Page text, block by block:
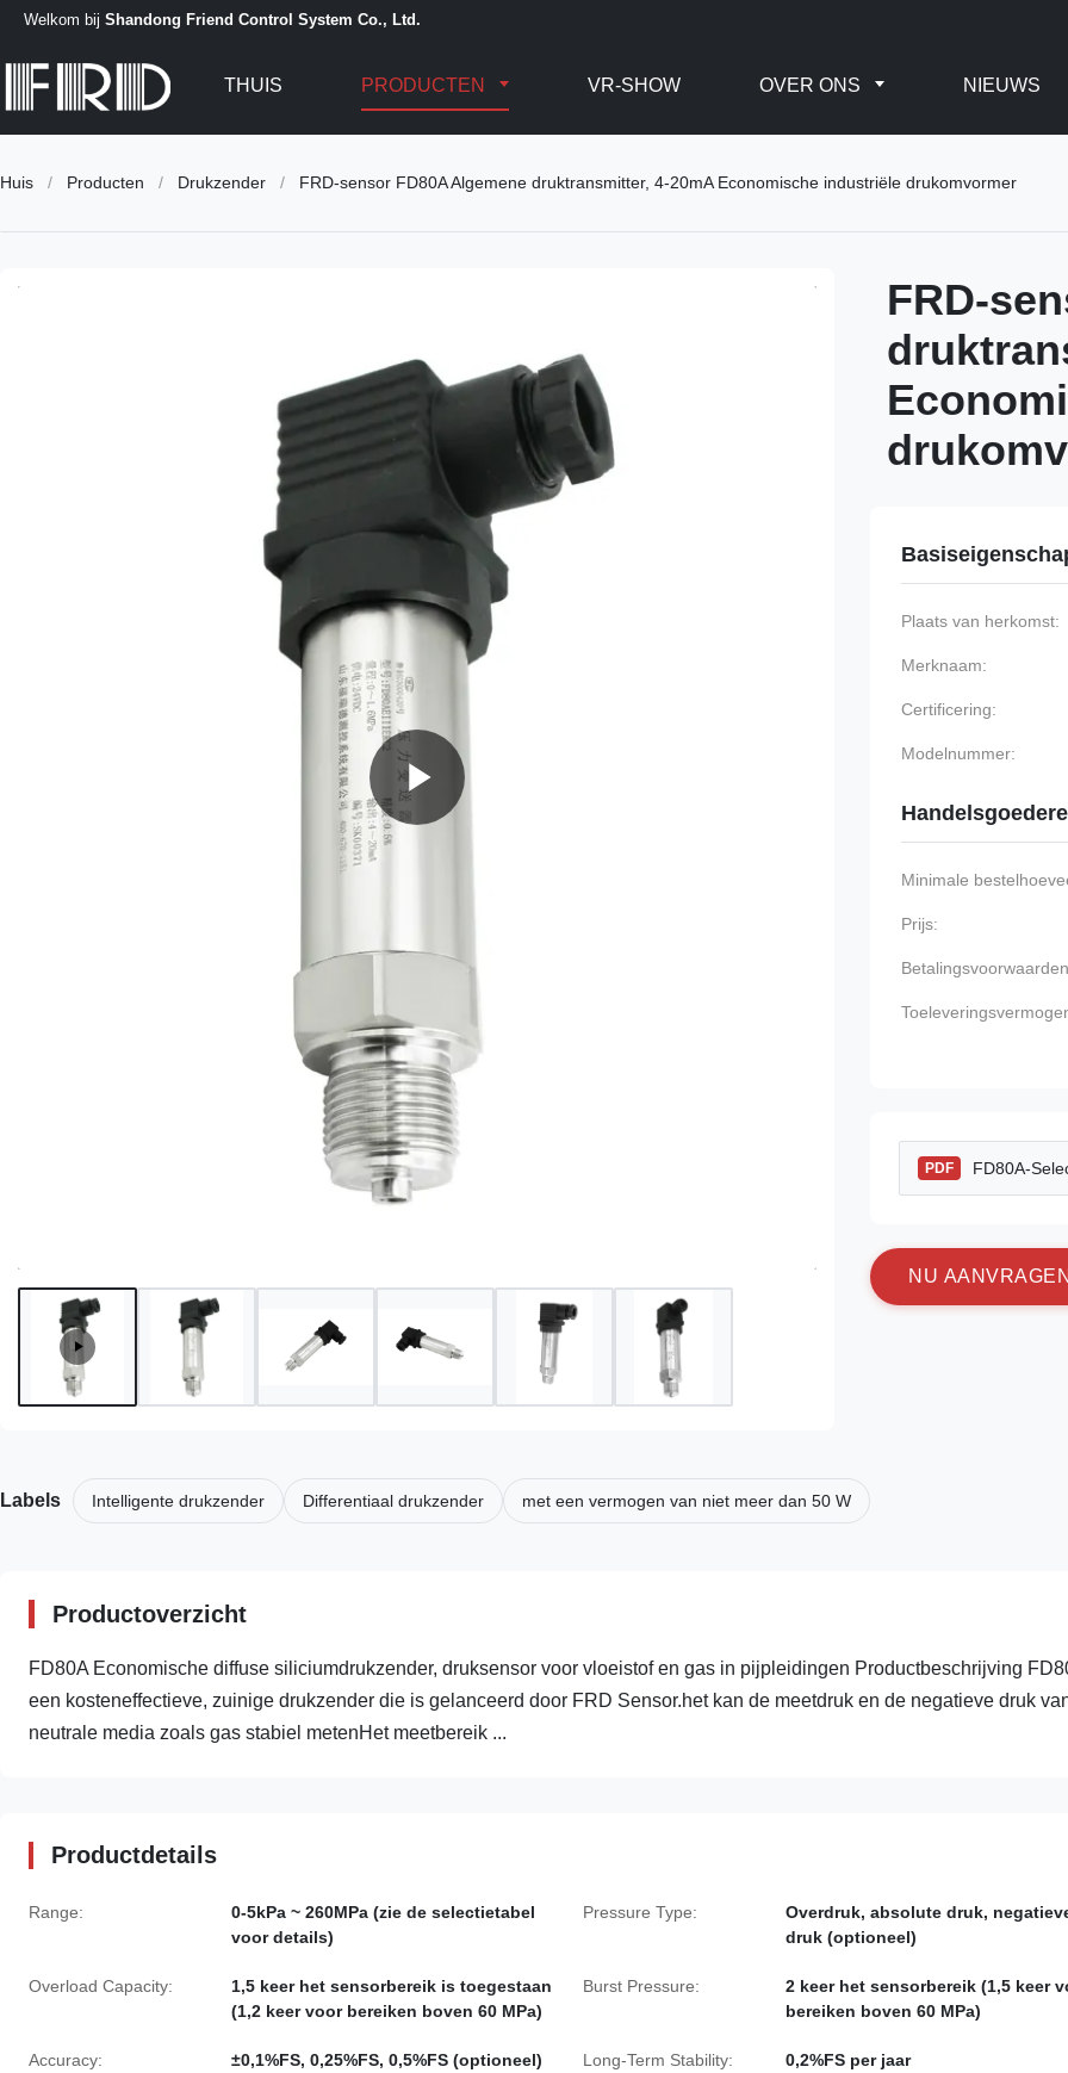
Welkom bij Shandong Friend Control System Co., Ltd.
THUIS PRODUCTEN VR-SHOW OVER ONS NIEUWS
Huis / Producten / Drukzender / FRD-sensor FD80A Algemene druktransmitter, 4-20mA Economische industriële drukomvormer
FRD-
Plaats van herkomst:
Merknaam:
Certificering:
Modelnummer:
Minimale
Prijs:
PDF FD80A-
N U AA NVRAGE
Labels Intelligente drukzender Differentiaal drukzender met een vermogen van niet meer dan 50 W
Productoverzicht
FD80A Economische diffuse siliciumdrukzender, druksensor voor vloeistof en gas in pijpleidingen Productbeschrijving
een kosteneffectieve, zuinige drukzender die is gelanceerd door FRD Sensor.het kan de meetdruk en de negatieve druk
neutrale media zoals gas stabiel metenHet meetbereik ...
Productdetails
Range:
0-5kPa ~ 260MPa (zie de selectietabel
voor details)
Pressure Type:
Overdruk, absolute druk,
druk (optioneel)
Overload Capacity:
1,5 keer het sensorbereik is toegestaan
​​(1,2 keer voor bereiken boven 60 MPa)
Burst Pressure:
2 keer het sensorbereik (1,5 keer
bereiken boven 60 MPa)
Accuracy: ±0,1%FS, 0,25%FS, 0,5%FS (optioneel) Long-Term Stability: 0,2%FS per jaar